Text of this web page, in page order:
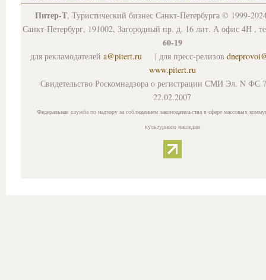
Питер-Т, Туристический бизнес Санкт-Петербурга © 1999-
Санкт-Петербург, 191002, Загородный пр. д. 16 лит. А офис 4Н ,
60-19
для рекламодателей a@pitert.ru | для пресс-релизов
www.pitert.ru
Свидетельство Роскомнадзора о регистрации СМИ Эл. N ФС
22.02.2007
Федеральная служба по надзору за соблюдением законодательства в сфере массовых
культурного наследия